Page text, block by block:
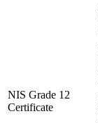
NIS Grade 12
Certificate